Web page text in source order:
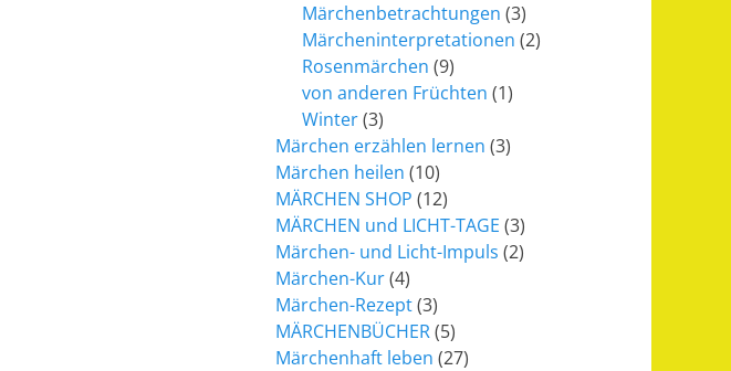
Märchenbetrachtungen (3)
Märcheninterpretationen (2)
Rosenmärchen (9)
von anderen Früchten (1)
Winter(3)
Märchen erzählen lernen (3)
Märchen heilen (10)
MÄRCHEN SHOP (12)
MÄRCHEN und LICHT-TAGE (3)
Märchen- und Licht-Impuls (2)
Märchen-Kur(4)
Märchen-Rezept(3)
MÄRCHENBÜCHER(5)
Märchenhaft leben (27)